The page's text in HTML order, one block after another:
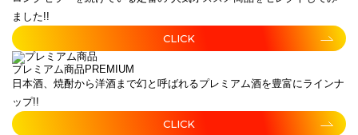
ました!!
CLICK
プレミアム商品 PREMIUM
日本酒、焼酎から洋酒まで幻と呼ばれるプレミアム酒を豊富にラインナ
ップ!!
CLICK